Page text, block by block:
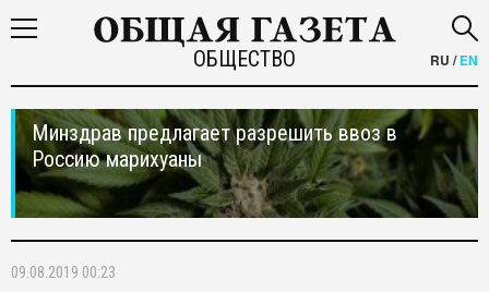
ОБЩЕСТВО RU /EN
Минздрав предлагает разрешить ввоз в
Россию марихуаны
09.08.2019 00:23